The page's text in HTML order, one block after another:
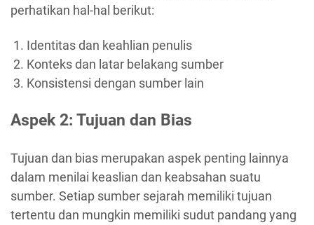
perhatikan hal-hal berikut:
Identitas dan keahlian penulis
Konteks dan latar belakang sumber
Konsistensi dengan sumber lain
Aspek 2: Tujuan dan Bias
Tujuan dan bias merupakan aspek penting lainnya
dalam menilai keaslian dan keabsahan suatu
sumber. Setiap sumber sejarah memiliki tujuan
tertentu dan mungkin memiliki sudut pandang yang